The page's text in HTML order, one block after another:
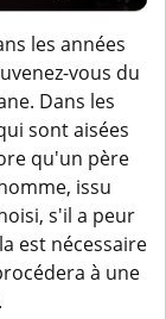
les années
vous du
Dans les
sont aisées
qu'un père
issu
s'il a peur
est nécessaire
à une